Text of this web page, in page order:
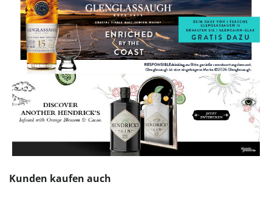
Produktgalerie überspringen
Kunden kaufen auch